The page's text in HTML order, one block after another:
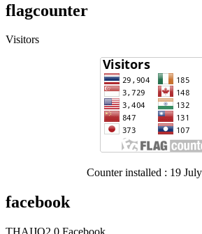
flagcounter
Visitors
Counter installed : 19
facebook